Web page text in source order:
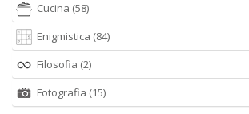
Cucina (58)
Enigmistica (84)
Filosofia (2)
Fotografia (15)